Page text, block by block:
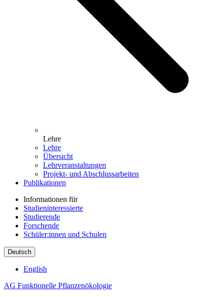
Lehre
Lehre
Übersicht
Lehrveranstaltungen
Projekt- und Abschlussarbeiten
Publikationen
Informationen für
Studieninteressierte
Studierende
Forschende
Schüler:innen und Schulen
Deutsch
English
AG Funktionelle Pflanzenökologie